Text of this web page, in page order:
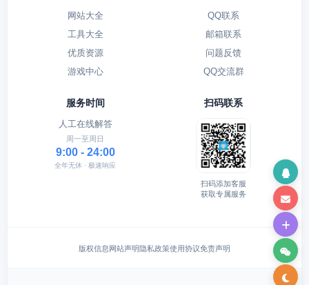
网站大全
工具大全
优质资源
游戏中心
QQ联系
邮箱联系
问题反馈
QQ交流群
服务时间
人工在线解答
周一至周日
9:00 - 24:00
全年无休 · 极速响应
扫码联系
扫码添加客服
获取专属服务
版权信息 网站声明隐私政策使用协议免责声明